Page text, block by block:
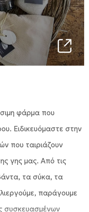
φάρμα που
Ειδικευόμαστε στην
που ταιριάζουν
γης μας. Από τις
τα σύκα, τα
παράγουμε
συσκευασμένων